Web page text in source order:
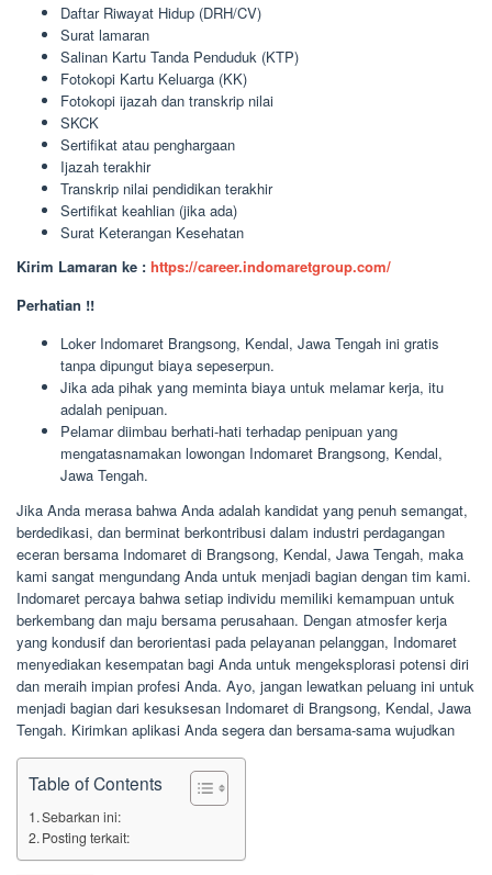
Daftar Riwayat Hidup (DRH/CV)
Surat lamaran
Salinan Kartu Tanda Penduduk (KTP)
Fotokopi Kartu Keluarga (KK)
Fotokopi ijazah dan transkrip nilai
SKCK
Sertifikat atau penghargaan
Ijazah terakhir
Transkrip nilai pendidikan terakhir
Sertifikat keahlian (jika ada)
Surat Keterangan Kesehatan
Kirim Lamaran ke : https://career.indomaretgroup.com/
Perhatian !!
Loker Indomaret Brangsong, Kendal, Jawa Tengah ini gratis
tanpa dipungut biaya sepeserpun.
Jika ada pihak yang meminta biaya untuk melamar kerja, itu
adalah penipuan.
Pelamar diimbau berhati-hati terhadap penipuan yang
mengatasnamakan lowongan Indomaret Brangsong, Kendal,
Jawa Tengah.
Jika Anda merasa bahwa Anda adalah kandidat yang penuh semangat,
berdedikasi, dan berminat berkontribusi dalam industri perdagangan
eceran bersama Indomaret di Brangsong, Kendal, Jawa Tengah, maka
kami sangat mengundang Anda untuk menjadi bagian dengan tim kami.
Indomaret percaya bahwa setiap individu memiliki kemampuan untuk
berkembang dan maju bersama perusahaan. Dengan atmosfer kerja
yang kondusif dan berorientasi pada pelayanan pelanggan, Indomaret
menyediakan kesempatan bagi Anda untuk mengeksplorasi potensi diri
dan meraih impian profesi Anda. Ayo, jangan lewatkan peluang ini untuk
menjadi bagian dari kesuksesan Indomaret di Brangsong, Kendal, Jawa
Tengah. Kirimkan aplikasi Anda segera dan bersama-sama wujudkan
Table of Contents
Sebarkan ini:
Posting terkait: